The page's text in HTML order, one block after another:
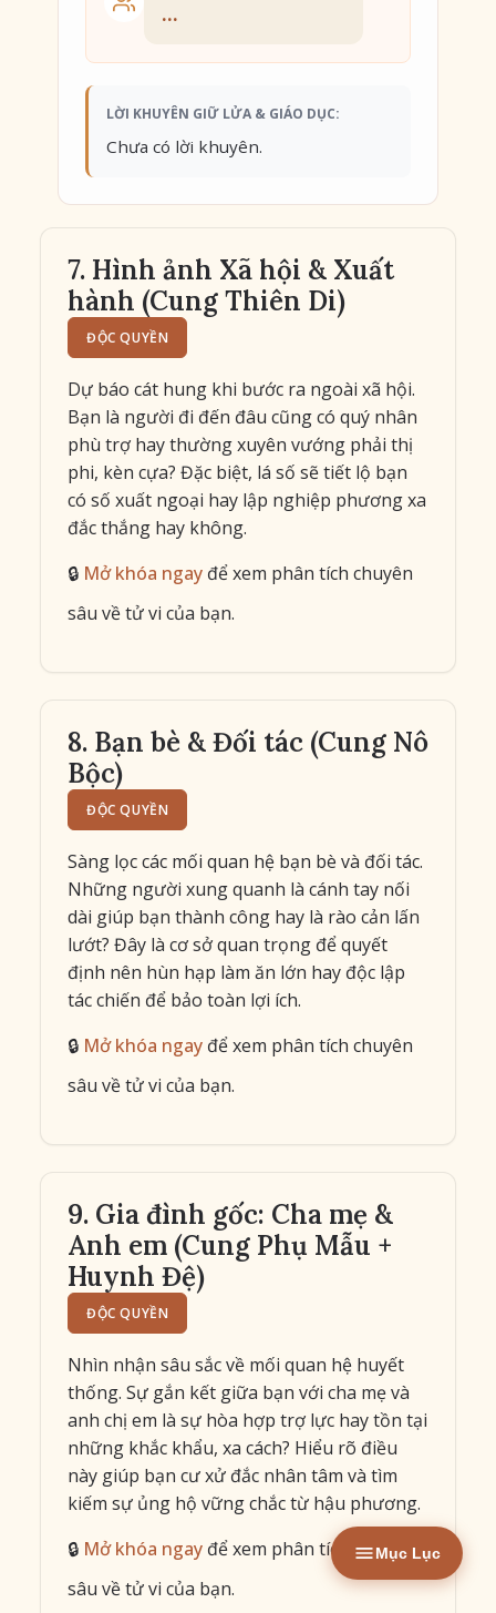
...
LỜI KHUYÊN GIỮ LỬA & GIÁO DỤC:
Chưa có lời khuyên.
7. Hình ảnh Xã hội & Xuất
hành (Cung Thiên Di)
ĐỘC QUYỀN
Dự báo cát hung khi bước ra ngoài xã hội.
Bạn là người đi đến đâu cũng có quý nhân
phù trợ hay thường xuyên vướng phải thị
phi, kèn cựa? Đặc biệt, lá số sẽ tiết lộ bạn
có số xuất ngoại hay lập nghiệp phương xa
đắc thắng hay không.
🔒 Mở khóa ngay để xem phân tích chuyên
sâu về tử vi của bạn.
8. Bạn bè & Đối tác (Cung Nô
Bộc)
ĐỘC QUYỀN
Sàng lọc các mối quan hệ bạn bè và đối tác.
Những người xung quanh là cánh tay nối
dài giúp bạn thành công hay là rào cản lấn
lướt? Đây là cơ sở quan trọng để quyết
định nên hùn hạp làm ăn lớn hay độc lập
tác chiến để bảo toàn lợi ích.
🔒 Mở khóa ngay để xem phân tích chuyên
sâu về tử vi của bạn.
9. Gia đình gốc: Cha mẹ &
Anh em (Cung Phụ Mẫu +
Huynh Đệ)
ĐỘC QUYỀN
Nhìn nhận sâu sắc về mối quan hệ huyết
thống. Sự gắn kết giữa bạn với cha mẹ và
anh chị em là sự hòa hợp trợ lực hay tồn tại
những khắc khẩu, xa cách? Hiểu rõ điều
này giúp bạn cư xử đắc nhân tâm và tìm
kiếm sự ủng hộ vững chắc từ hậu phương.
🔒 Mở khóa ngay để xem phân tích chuyên
sâu về tử vi của bạn.
Mục Lục